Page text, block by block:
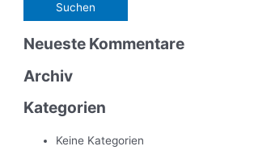
Neueste Kommentare
Archiv
Kategorien
Keine Kategorien